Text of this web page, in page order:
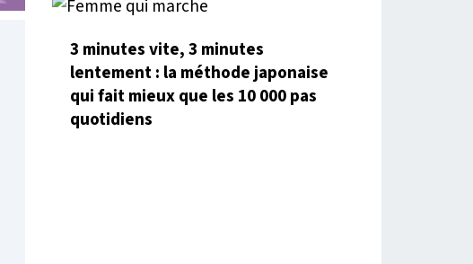
3 minutes vite, 3 minutes
lentement : la méthode japonaise
qui fait mieux que les 10 000 pas
quotidiens